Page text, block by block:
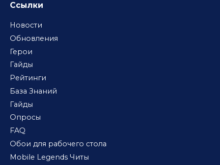
Ссылки
Новости
Обновления
Герои
Гайды
Рейтинги
База Знаний
Гайды
Опросы
FAQ
Обои для рабочего стола
Mobile Legends Читы